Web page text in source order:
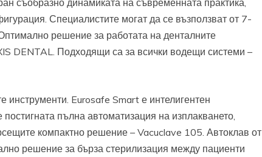
съобразно динамиката на съвременната практика,
Специалистите могат да се възползват от 7-
решение за работата на денталните
DENTAL. Подходящи са за всички водещи системи –
инструменти. Eurosafe Smart е интелигентен
пълна автоматизация на изплакването,
компактно решение – Vacuclave 105. Автоклав от
решение за бърза стерилизация между пациенти